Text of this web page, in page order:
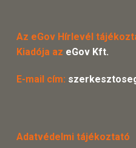
Az eGov Hírlevél
Kiadója az eGov Kft.
E-mail cím:
Adatvédelmi tájékoztató